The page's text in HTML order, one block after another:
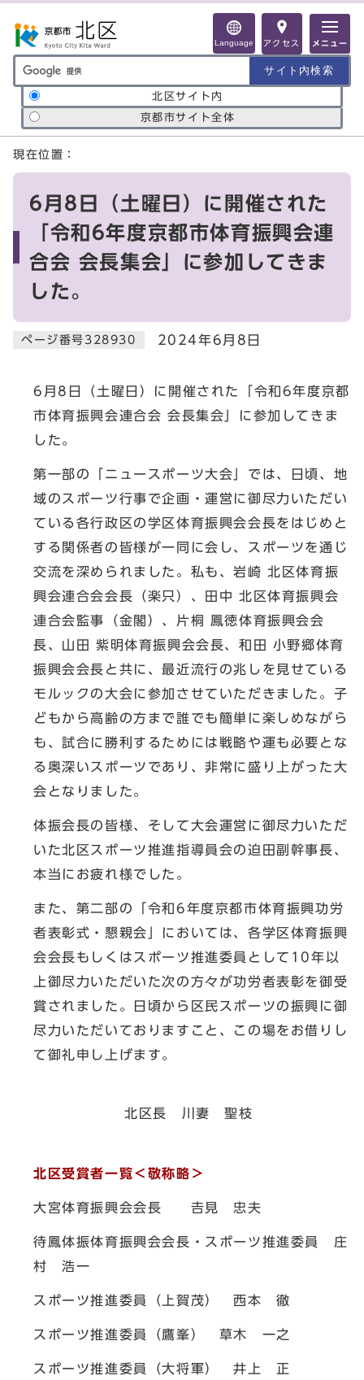
Language アクセス メニュー
サイト内検索の範囲
北区サイト内
京都市サイト全体
ここから本文です
現在位置：
6月8日（土曜日）に開催された
「令和6年度京都市体育振興会連
合会 会長集会」に参加してきま
した。
ページ番号328930 2024年6月8日
6月8日（土曜日）に開催された「令和6年度京都
市体育振興会連合会 会長集会」に参加してきま
した。
第一部の「ニュースポーツ大会」では、日頃、地
域のスポーツ行事で企画・運営に御尽力いただい
ている各行政区の学区体育振興会会長をはじめと
する関係者の皆様が一同に会し、スポーツを通じ
交流を深められました。私も、岩崎 北区体育振
興会連合会会長（楽只）、田中 北区体育振興会
連合会監事（金閣）、片桐 鳳徳体育振興会会
長、山田 紫明体育振興会会長、和田 小野郷体育
振興会会長と共に、最近流行の兆しを見せている
モルックの大会に参加させていただきました。子
どもから高齢の方まで誰でも簡単に楽しめながら
も、試合に勝利するためには戦略や運も必要とな
る奥深いスポーツであり、非常に盛り上がった大
会となりました。
体振会長の皆様、そして大会運営に御尽力いただ
いた北区スポーツ推進指導員会の迫田副幹事長、
本当にお疲れ様でした。
また、第二部の「令和6年度京都市体育振興功労
者表彰式・懇親会」においては、各学区体育振興
会会長もしくはスポーツ推進委員として10年以
上御尽力いただいた次の方々が功労者表彰を御受
賞されました。日頃から区民スポーツの振興に御
尽力いただいておりますこと、この場をお借りし
て御礼申し上げます。
北区長 川妻 聖枝
北区受賞者一覧＜敬称略＞
大宮体育振興会会長 𠮷見 忠夫
待鳳体振体育振興会会長・スポーツ推進委員 庄
村 浩一
スポーツ推進委員（上賀茂） 西本 徹
スポーツ推進委員（鷹峯） 草木 一之
スポーツ推進委員（大将軍） 井上 正